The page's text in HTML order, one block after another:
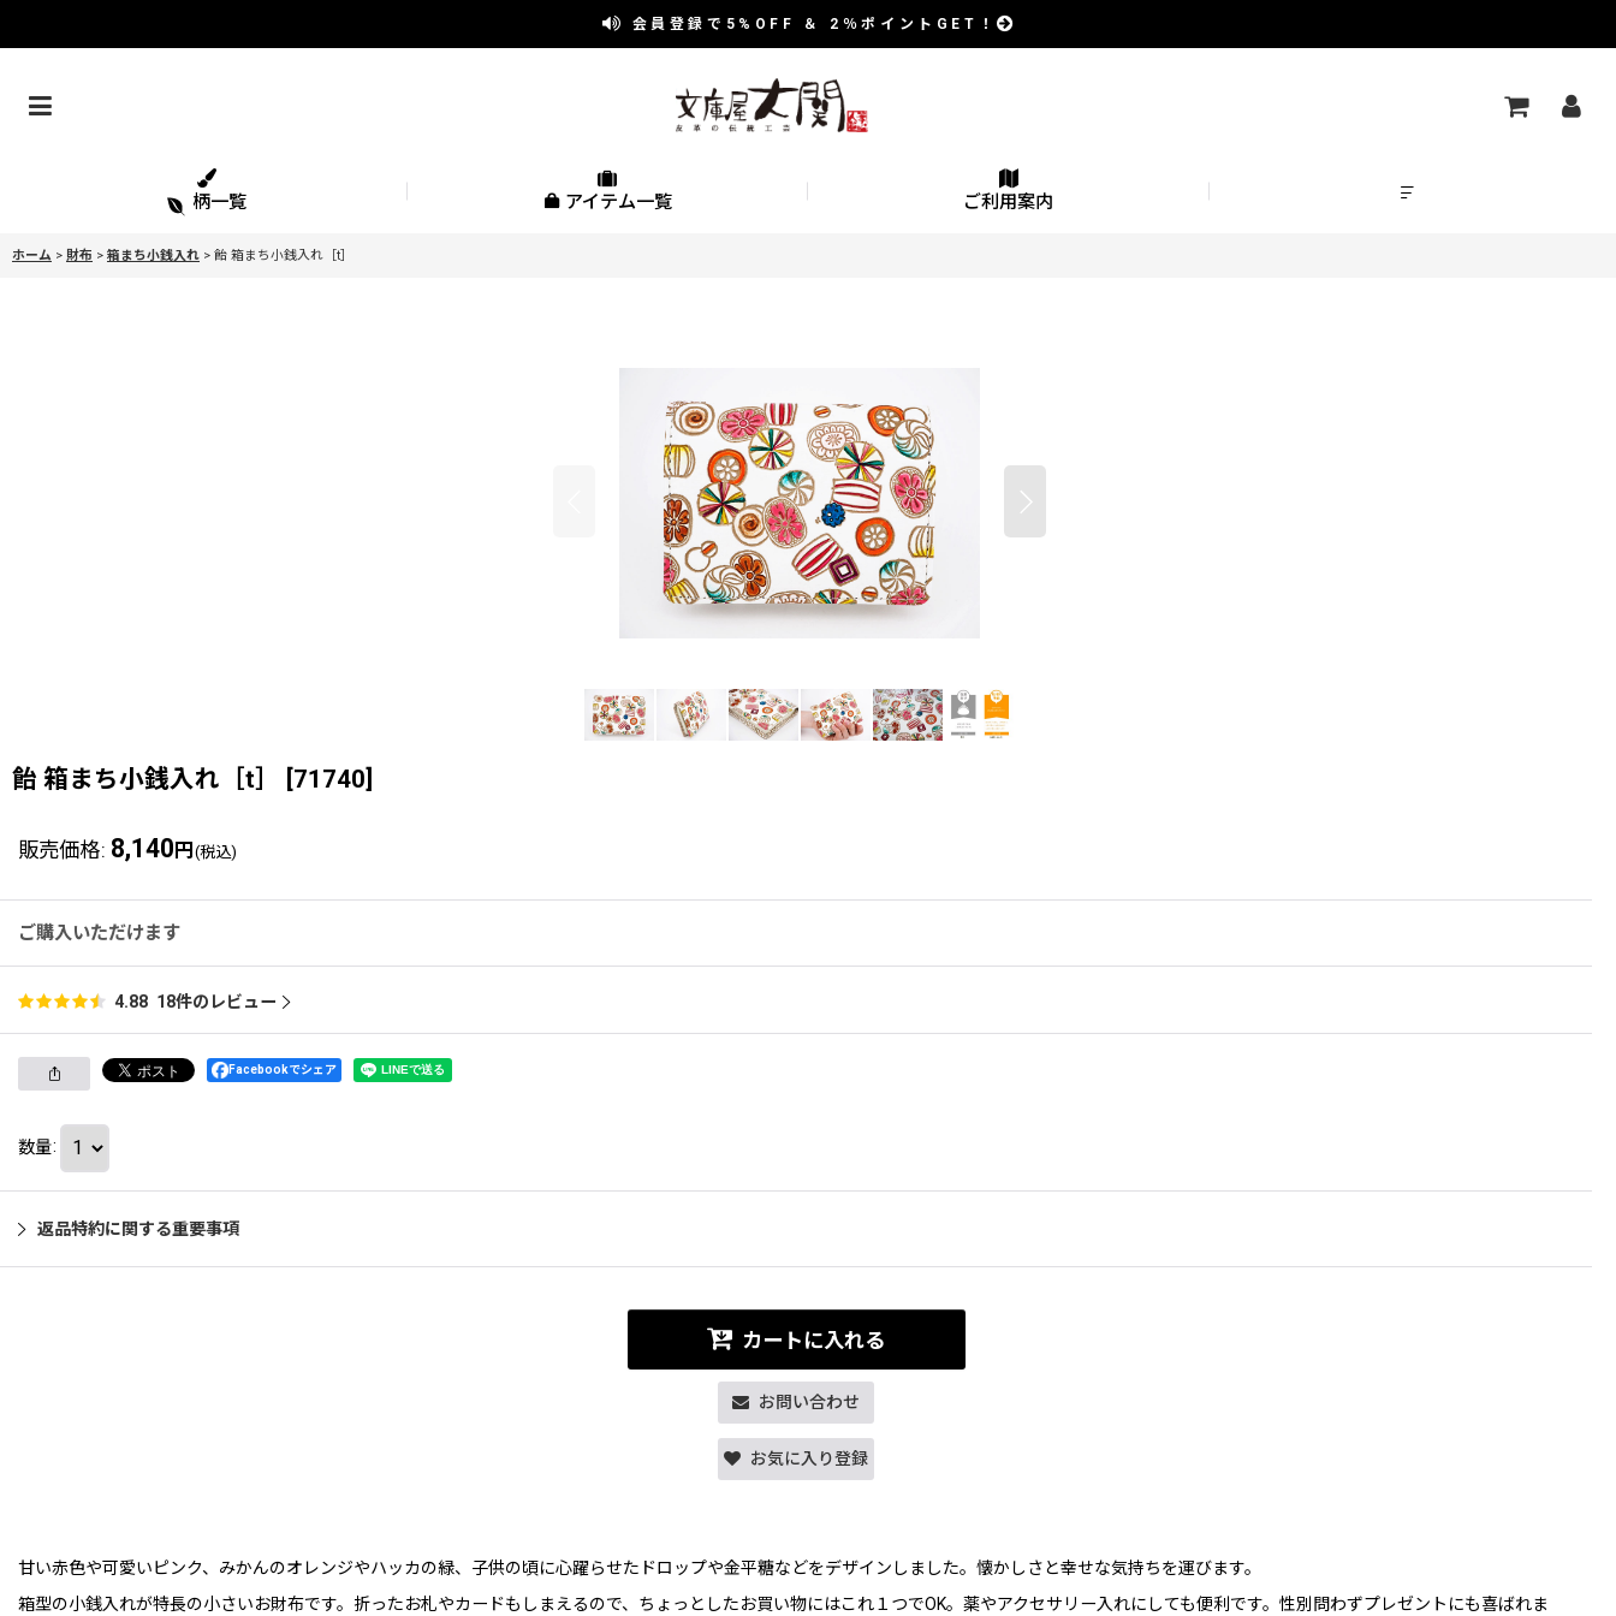
会員登録で 5%OFF ＆ 2％ポイントGET！
柄一覧 アイテム一覧 ご利用案内
ホーム > 財布 > 箱まち小銭入れ > 飴 箱まち小銭入れ［t］
飴 箱まち小銭入れ［t］ 71740
販売価格: 8,140 円 (税込)
ご購入いただけます
4.88 18件のレビュー
Facebookでシェア
数量:
返品特約に関する重要事項
カートに入れる
お問い合わせ
お気に入り登録
甘い赤色や可愛いピンク、みかんのオレンジやハッカの緑、子供の頃に心躍らせたドロップや金平糖などをデザインしました。懐かしさと幸せな気持ちを運びます。
箱型の小銭入れが特長の小さいお財布です。折ったお札やカードもしまえるので、ちょっとしたお買い物にはこれ１つでOK。薬やアクセサリー入れにしても便利です。性別問わずプレゼントにも喜ばれま